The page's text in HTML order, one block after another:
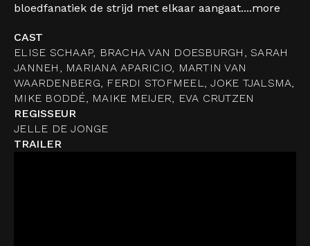
bloedfanatiek de strijd met elkaar aangaat....more
CAST
ELISE SCHAAP, BRACHA VAN DOESBURGH, SARAH
JANNEH, MARIANA APARICIO, MARTIN VAN
WAARDENBERG, FERDI STOFMEEL, JOKE TJALSMA,
MIKE BODDÉ, MAIKE MEIJER, EVA CRUTZEN
REGISSEUR
JELLE DE JONGE
TRAILER